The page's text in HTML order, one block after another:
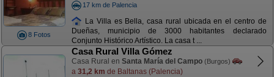
8 Fotos
17 km de Palencia
La Villa es Bella, casa rural ubicada en el centro de
Dueñas, municipio de 3000 habitantes declarado
Conjunto Histórico Artístico. La casa t ...
Casa Rural Villa Gómez
Casa Rural en Santa María del Campo (Burgos)
a 31,2 km de Baltanas (Palencia)